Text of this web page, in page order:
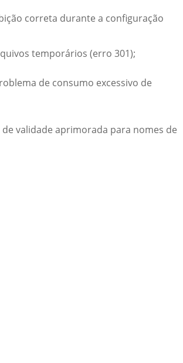
correta durante a configuração
temporários (erro 301);
de consumo excessivo de
de validade aprimorada para nomes de